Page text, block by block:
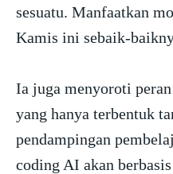
sesuatu. Manfaatkan
Kamis ini sebaik-
Ia juga menyoroti
yang hanya terbentuk
pendampingan
coding AI akan